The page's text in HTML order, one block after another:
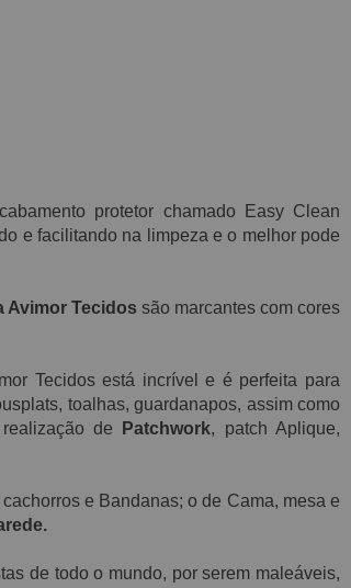
protetor chamado Easy C lean
e facilitando na limpeza e o melhor pode
Avimor Tecidos são marcantes com cores
Tecidos está incrível e é perfeita para
toalhas, guardanapos, assim como
de Patchwork, patch Aplique,
e Bandanas; o de Cama, mesa e
de todo o mundo, por serem maleáveis,